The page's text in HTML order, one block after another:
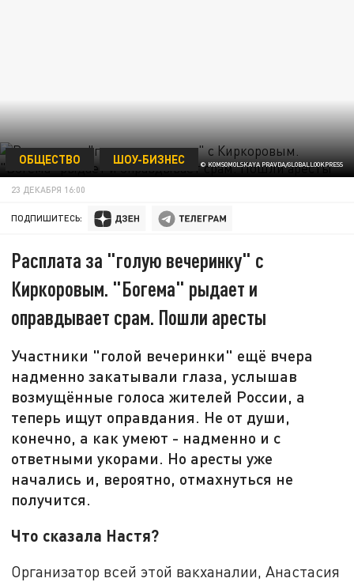
© KOMSOMOLSKAYA PRAVDA/GLOBALLOOKPRESS
ОБЩЕСТВО ШОУ-БИЗНЕС
23 ДЕКАБРЯ 16:00
ПОДПИШИТЕСЬ:
Расплата за "голую вечеринку" с
Киркоровым. "Богема" рыдает и
оправдывает срам. Пошли аресты
Участники "голой вечеринки" ещё вчера
надменно закатывали глаза, услышав
возмущённые голоса жителей России, а
теперь ищут оправдания. Не от души,
конечно, а как умеют - надменно и с
ответными укорами. Но аресты уже
начались и, вероятно, отмахнуться не
получится.
Что сказала Настя?
Организатор всей этой вакханалии, Анастасия